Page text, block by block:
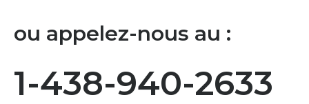
ou appelez-nous au :
1-438-940-2633